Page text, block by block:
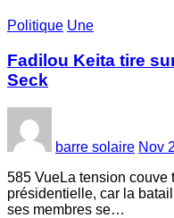
Politique Une
Fadilou Keita tire
Seck
barre solaire Nov
585 VueLa tension couve
présidentielle, car la
ses membres se…